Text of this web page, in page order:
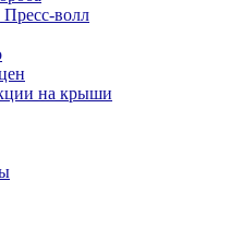
волл
на крыши